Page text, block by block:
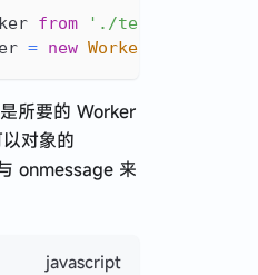
from
'./
= new Worker
所要的 Worker
对象的
onmessage 来
javascript